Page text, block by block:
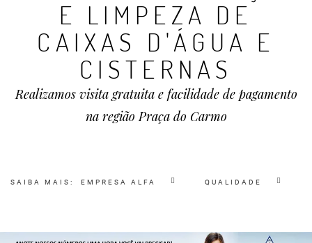
E LIMPEZA DE
CAIXAS D'ÁGUA E
CISTERNAS
Realizamos visita gratuita e facilidade de pagamento
na região Praça do Carmo
SAIBA MAIS: EMPRESA ALFA QUALIDADE